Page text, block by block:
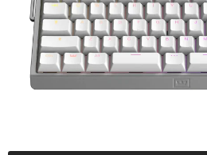
Amazonで検索
Logicool G PRO X
Amazonで検索